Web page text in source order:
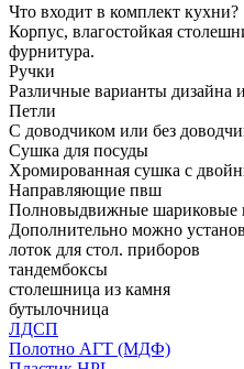
Что входит в комплект кухни?
Корпус, влагостойкая
фурнитура.
Ручки
Различные варианты дизайна
Петли
С доводчиком или без
Сушка для посуды
Хромированная сушка с
Направляющие пвш
Полновыдвижные шариковые
Дополнительно можно
лоток для стол. приборов
тандембоксы
столешница из камня
бутылочница
ЛДСП
Полотно АГТ (МДФ)